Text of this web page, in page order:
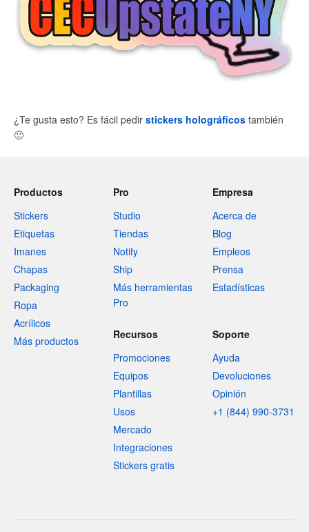
¿Te gusta esto? Es fácil pedir stickers holográficos también
🙂
Productos
Stickers
Etiquetas
Imanes
Chapas
Packaging
Ropa
Acrílicos
Más productos
Pro
Studio
Tiendas
Notify
Ship
Más herramientas
Pro
Empresa
Acerca de
Blog
Empleos
Prensa
Estadísticas
Recursos
Promociones
Equipos
Plantillas
Usos
Mercado
Integraciones
Stickers gratis
Soporte
Ayuda
Devoluciones
Opinión
+1 (844) 990-3731